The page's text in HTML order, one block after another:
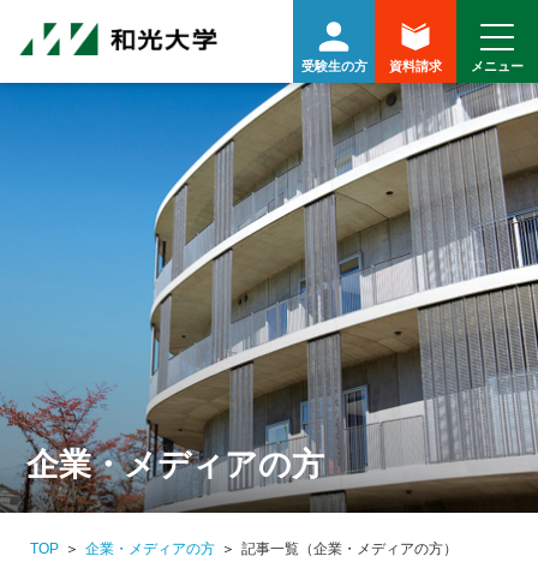
受験生の方 資料請求
企業・メディアの方
TOP 企業・メディアの方 記事一覧（企業・メディアの方）